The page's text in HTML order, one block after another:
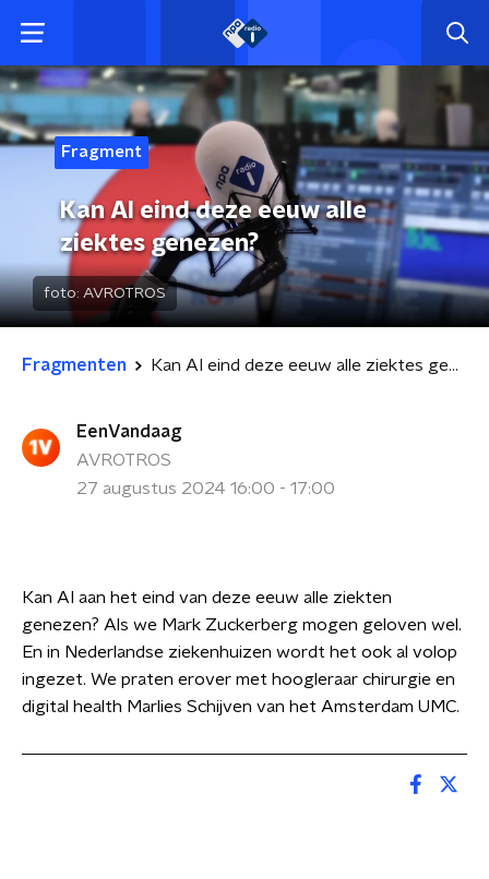
Fragment
Kan AI eind deze eeuw alle
ziektes genezen?
foto: AVROTROS
Fragmenten Kan AI eind deze eeuw alle ziektes genezen?
EenVandaag
AVROTROS
27 augustus 2024 16:00 - 17:00
Kan AI aan het eind van deze eeuw alle ziekten
genezen? Als we Mark Zuckerberg mogen geloven wel.
En in Nederlandse ziekenhuizen wordt het ook al volop
ingezet. We praten erover met hoogleraar chirurgie en
digital health Marlies Schijven van het Amsterdam UMC.